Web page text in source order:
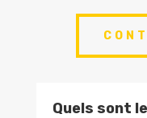
Quels sont